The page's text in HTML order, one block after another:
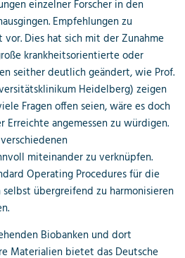
einzelner Forscher in den
Empfehlungen zu
vor. Dies hat sich mit der Zunahme
krankheitsorientierte oder
seither deutlich geändert, wie Prof.
Heidelberg) zeigen
Fragen offen seien, wäre es doch
Erreichte angemessen zu würdigen.
miteinander zu verknüpfen.
Operating Procedures für die
selbst übergreifend zu harmonisieren
Biobanken und dort
Materialien bietet das Deutsche